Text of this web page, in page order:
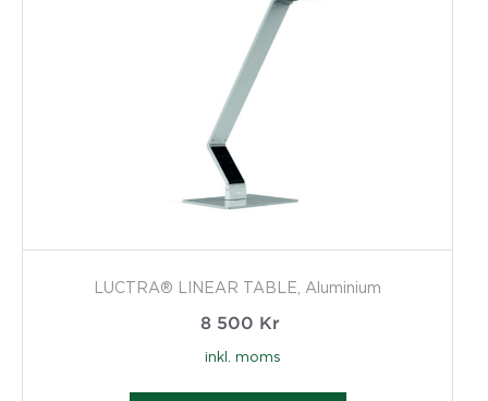
LUCTRA® LINEAR TABLE, Aluminium
8 500 Kr
inkl. moms